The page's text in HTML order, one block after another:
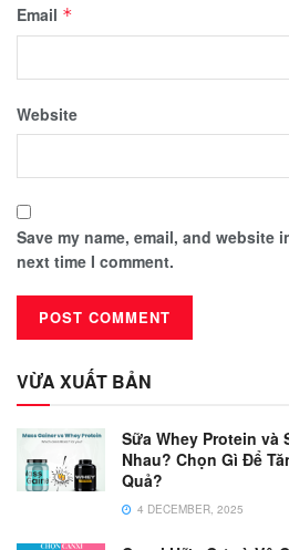
Email *
Website
Save my name, email, and website
next time I comment.
VỪA XUẤT BẢN
Sữa Whey Protein và
Nhau? Chọn Gì Để
Quả?
4 DECEMBER, 2025